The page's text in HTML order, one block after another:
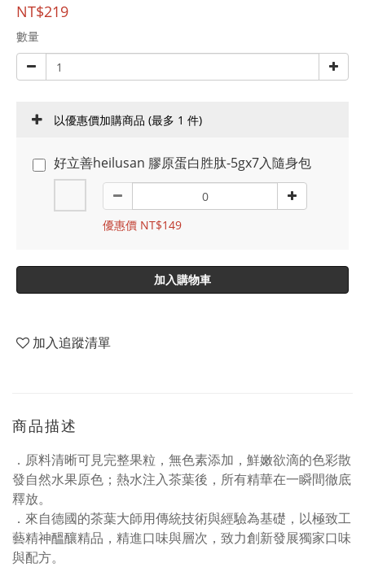
NT$219
數量
以優惠價加購商品 (最多 1 件)
好立善heilusan 膠原蛋白胜肽-5gx7入隨身包
優惠價 NT$149
加入購物車
加入追蹤清單
商品描述
．原料清晰可見完整果粒，無色素添加，鮮嫩欲滴的色彩散
發自然水果原色；熱水注入茶葉後，所有精華在一瞬間徹底
釋放。
．來自德國的茶葉大師用傳統技術與經驗為基礎，以極致工
藝精神醞釀精品，精進口味與層次，致力創新發展獨家口味
與配方。